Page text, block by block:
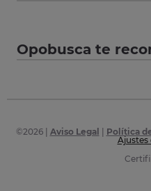
Opobusca te
©2026| Aviso Legal Política
Ajustes